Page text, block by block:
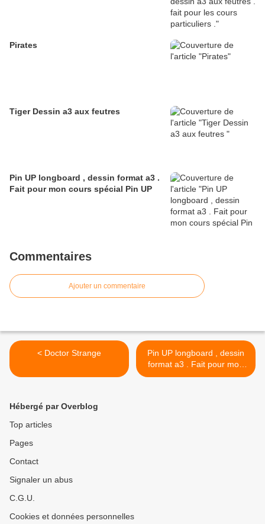
Pirates
Tiger Dessin a3 aux feutres
Pin UP longboard , dessin format a3 .
Fait pour mon cours spécial Pin UP
Commentaires
Ajouter un commentaire
< Doctor Strange
Pin UP longboard , dessin
format a3 . Fait pour mon
cours spécial Pin UP >
Hébergé par Overblog
Top articles
Pages
Contact
Signaler un abus
C.G.U.
Cookies et données personnelles